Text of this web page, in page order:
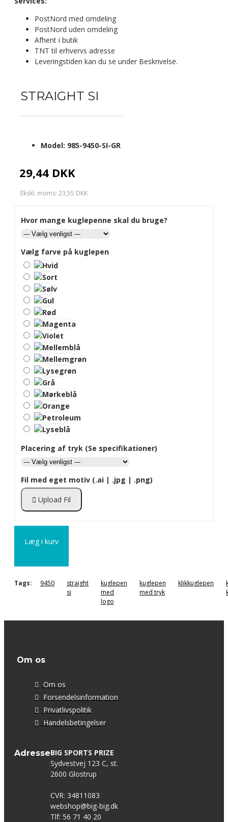
PostNord med omdeling
PostNord uden omdeling
Afhent i butik
TNT til erhvervs adresse
Leveringstiden kan du se under Beskrivelse.
STRAIGHT SI
29,44 DKK
Ekskl. moms: 23,55 DKK
Model: 985-9450-SI-GR
Hvor mange kuglepenne skal du bruge?
Vælg farve på kuglepen
Placering af tryk (Se specifikationer)
Fil med eget motiv (.ai | .jpg | .png)
Upload Fil
Læg i kurv
Tags: 9450
straight
si
kuglepen
med
logo
kuglepen
med tryk
klikkuglepen
Om os
Om os
Forsendelsinformation
Privatlivspolitik
Handelsbetingelser
AdresseBIG SPORTS PRIZE
Sydvestvej 123 C, st.
2600 Glostrup
CVR: 34811083
webshop@big-big.dk
Tlf: 56 71 40 20